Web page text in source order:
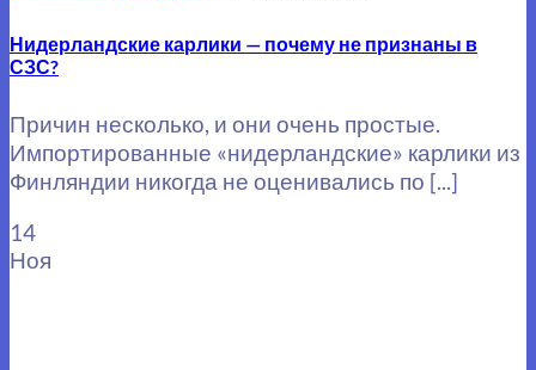
Нидерландские карлики — почему не признаны в
СЗС?
Причин несколько, и они очень простые.
Импортированные «нидерландские» карлики из
Финляндии никогда не оценивались по [...]
14
Ноя